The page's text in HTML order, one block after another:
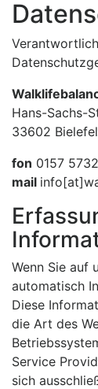
Hans-Sachs-
33602
fon 0157
mail
Wenn Sie auf
automatisch
Diese
die Art des
Service
sich